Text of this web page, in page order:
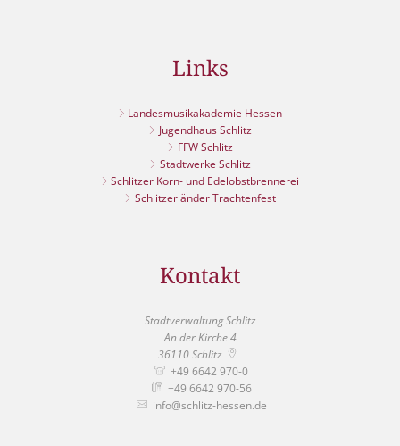
Links
Landesmusikakademie Hessen
Jugendhaus Schlitz
FFW Schlitz
Stadtwerke Schlitz
Schlitzer Korn- und Edelobstbrennerei
Schlitzerländer Trachtenfest
Kontakt
Stadtverwaltung Schlitz
An der Kirche 4
36110 Schlitz
+49 6642 970-0
+49 6642 970-56
info@schlitz-hessen.de